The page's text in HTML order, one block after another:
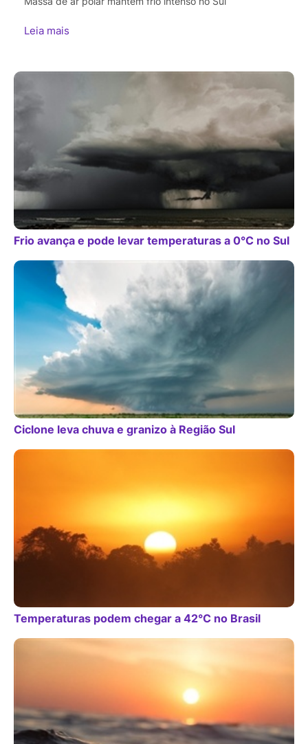
Leia mais
Frio avança e pode levar temperaturas a 0°C no Sul
Ciclone leva chuva e granizo à Região Sul
Temperaturas podem chegar a 42°C no Brasil